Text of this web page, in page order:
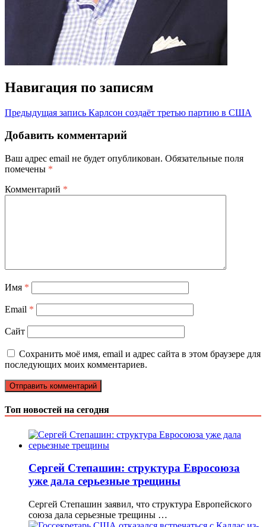
Навигация по записям
Предыдущая запись Карлсон создаёт третью партию в США
Добавить комментарий
Ваш адрес email не будет опубликован. Обязательные поля
помечены *
Комментарий *
Имя *
Email *
Сайт
Сохранить моё имя, email и адрес сайта в этом браузере для
последующих моих комментариев.
Топ новостей на сегодня
Сергей Степашин: структура Евросоюза
уже дала серьезные трещины
Сергей Степашин заявил, что структура Европейского
союза дала серьезные трещины …